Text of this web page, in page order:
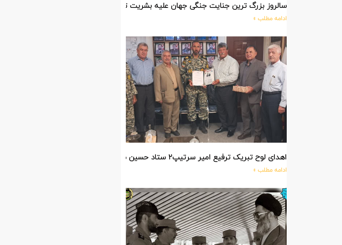
سالروز بزرگ ترین جنایت جنگی جهان علیه بشریت توسط بزرگ ترین مدعی دروغین حقوق بشر
ادامه مطلب »
اهدای لوح تبریک ترفیع امیر سرتیپ۲ ستاد حسین صادق زاده فرمانده تیپ ۲۵ واکنش سریع شهید آبگون نزاجا مستقر در تبریز
ادامه مطلب »